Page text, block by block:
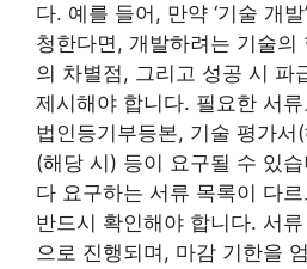
다. 예를 들어, 만약 ‘기술 개
청한다면, 개발하려는 기술의
의 차별점, 그리고 성공 시 파
제시해야 합니다. 필요한 서
법인등기부등본, 기술 평가서
(해당 시) 등이 요구될 수 있
다 요구하는 서류 목록이 다
반드시 확인해야 합니다. 서
으로 진행되며, 마감 기한을